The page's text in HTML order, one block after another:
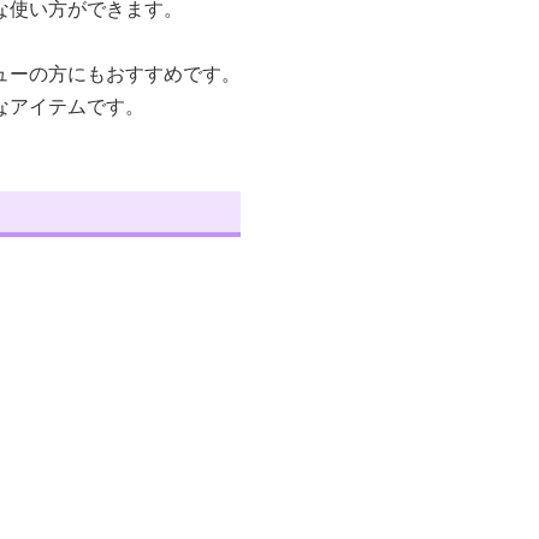
い方ができます。
の方にもおすすめです。
イテムです。